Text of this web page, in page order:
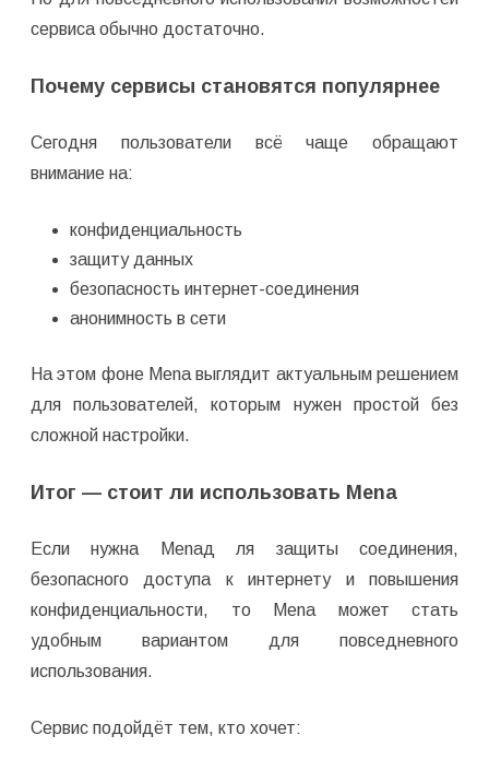
сервиса обычно достаточно.
Почему сервисы становятся популярнее
Сегодня пользователи всё чаще обращают
внимание на:
конфиденциальность
защиту данных
безопасность интернет-соединения
анонимность в сети
На этом фоне Mena выглядит актуальным решением
для пользователей, которым нужен простой без
сложной настройки.
Итог — стоит ли использовать Mena
Если нужна Menaд ля защиты соединения,
безопасного доступа к интернету и повышения
конфиденциальности, то Mena может стать
удобным вариантом для повседневного
использования.
Сервис подойдёт тем, кто хочет: